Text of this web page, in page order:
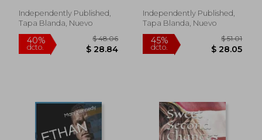
45%
dcto.
$ 51.78
$ 28.48
40%
dcto.
$
$
Independently Published,
Tapa Blanda, Nuevo
Independently Published,
Tapa Blanda, Nuevo